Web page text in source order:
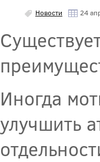
Новости 24
Иногда
улучшить